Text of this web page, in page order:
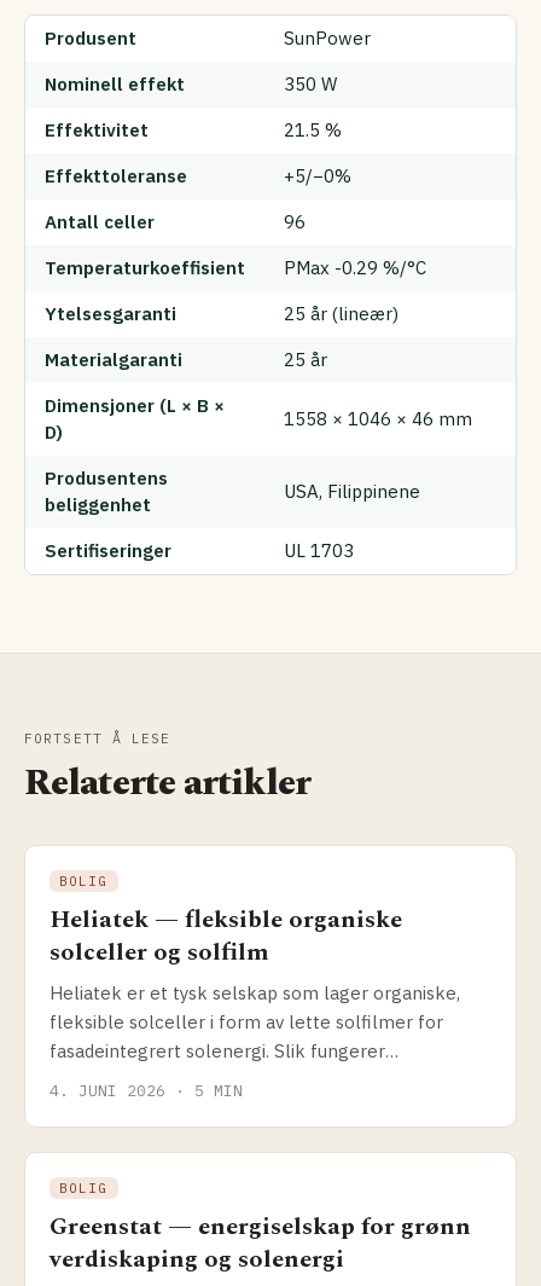
Produsent
SunPower
Nominell effekt
350 W
Effektivitet
21.5 %
Effekttoleranse
+5/−0%
Antall celler
96
Temperaturkoeffisient
PMax -0.29 %/°C
Ytelsesgaranti
25 år (lineær)
Materialgaranti
25 år
Dimensjoner (L × B ×
D)
1558 × 1046 × 46 mm
Produsentens
beliggenhet
USA, Filippinene
Sertifiseringer UL 1703
FORTSETT Å LESE
Relaterte artikler
BOLIG
Heliatek — fleksible organiske
solceller og solfilm
Heliatek er et tysk selskap som lager organiske,
fleksible solceller i form av lette solfilmer for
fasadeintegrert solenergi. Slik fungerer
teknologien, og hva passer den til.
4. JUNI 2026 · 5 MIN
BOLIG
Greenstat — energiselskap for grønn
verdiskaping og solenergi